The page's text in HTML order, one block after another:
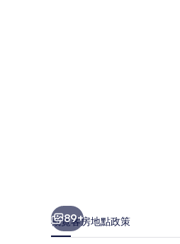
89+
概覽客房地點政策